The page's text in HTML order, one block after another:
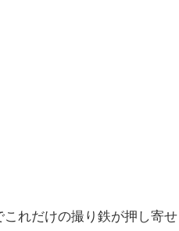
これだけの撮り鉄が押し寄